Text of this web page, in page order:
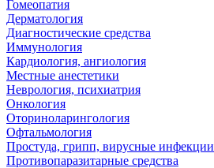
Гомеопатия
Дерматология
Диагностические средства
Иммунология
Кардиология, ангиология
Местные анестетики
Неврология, психиатрия
Онкология
Оториноларингология
Офтальмология
Простуда, грипп, вирусные инфекции
Противопаразитарные средства